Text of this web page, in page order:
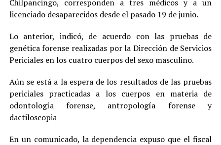
Chilpancingo, corresponden a tres médicos y a un
licenciado desaparecidos desde el pasado 19 de junio.
Lo anterior, indicó, de acuerdo con las pruebas de
genética forense realizadas por la Dirección de Servicios
Periciales en los cuatro cuerpos del sexo masculino.
Aún se está a la espera de los resultados de las pruebas
periciales practicadas a los cuerpos en materia de
odontología forense, antropología forense y
dactiloscopia
En un comunicado, la dependencia expuso que el fiscal